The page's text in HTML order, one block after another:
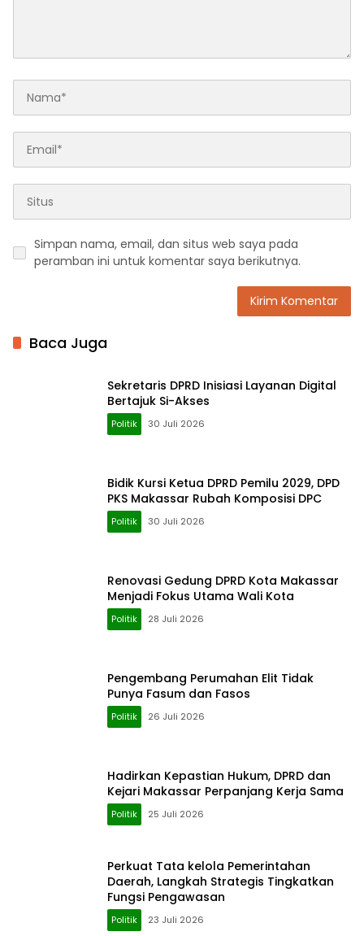
Simpan nama, email, dan situs web saya pada
peramban ini untuk komentar saya berikutnya.
Baca Juga
Sekretaris DPRD Inisiasi Layanan Digital
Bertajuk Si-Akses
Politik 30 Juli 2026
Bidik Kursi Ketua DPRD Pemilu 2029, DPD
PKS Makassar Rubah Komposisi DPC
Politik 30 Juli 2026
Renovasi Gedung DPRD Kota Makassar
Menjadi Fokus Utama Wali Kota
Politik 28 Juli 2026
Pengembang Perumahan Elit Tidak
Punya Fasum dan Fasos
Politik 26 Juli 2026
Hadirkan Kepastian Hukum, DPRD dan
Kejari Makassar Perpanjang Kerja Sama
Politik 25 Juli 2026
Perkuat Tata kelola Pemerintahan
Daerah, Langkah Strategis Tingkatkan
Fungsi Pengawasan
Politik 23 Juli 2026